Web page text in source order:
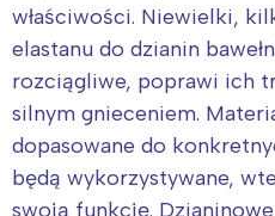
właściwości. Niewielki,
elastanu do dzianin
rozciągliwe, poprawi ich
silnym gnieceniem.
dopasowane do
będą wykorzystywane,
swoją funkcję.